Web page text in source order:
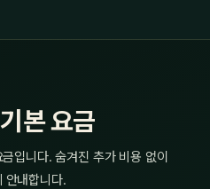
본 요금
입니다. 숨겨진 추가 비용 없이
안내합니다.